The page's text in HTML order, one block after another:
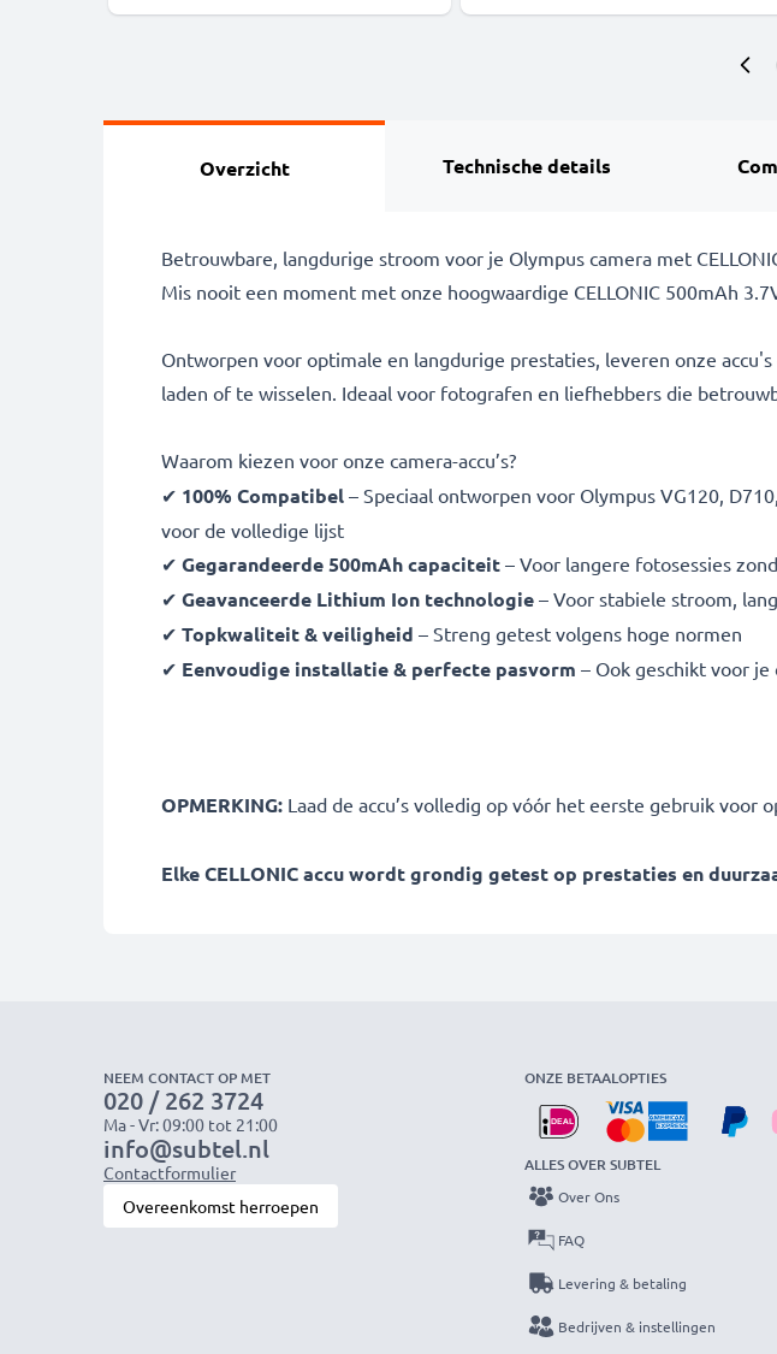
Overzicht Technische details
Betrouwbare, langdurige stroom voor je Olympus camera met
Mis nooit een moment met onze hoogwaardige CELLONIC 500mAh
Ontworpen voor optimale en langdurige prestaties, leveren onze
laden of te wisselen. Ideaal voor fotografen en liefhebbers die
Waarom kiezen voor onze camera-accu’s?
✔ 100% Compatibel – Speciaal ontworpen voor Olympus VG120,
voor de volledige lijst
✔ Gegarandeerde 500mAh capaciteit – Voor langere fotosessies
✔ Geavanceerde Lithium Ion technologie – Voor stabiele stroom,
✔ Topkwaliteit & veiligheid – Streng getest volgens hoge normen
✔ Eenvoudige installatie & perfecte pasvorm – Ook geschikt voor
OPMERKING: Laad de accu’s volledig op vóór het eerste gebruik voor
Elke CELLONIC accu wordt grondig getest op prestaties en
NEEM CONTACT OP MET
020 / 262 3724
Ma - Vr: 09:00 tot 21:00
info@subtel.nl
Contactformulier
Overeenkomst herroepen
ONZE BETAALOPTIES
ALLES OVER SUBTEL
Over Ons
FAQ
Levering & betaling
Bedrijven & instellingen